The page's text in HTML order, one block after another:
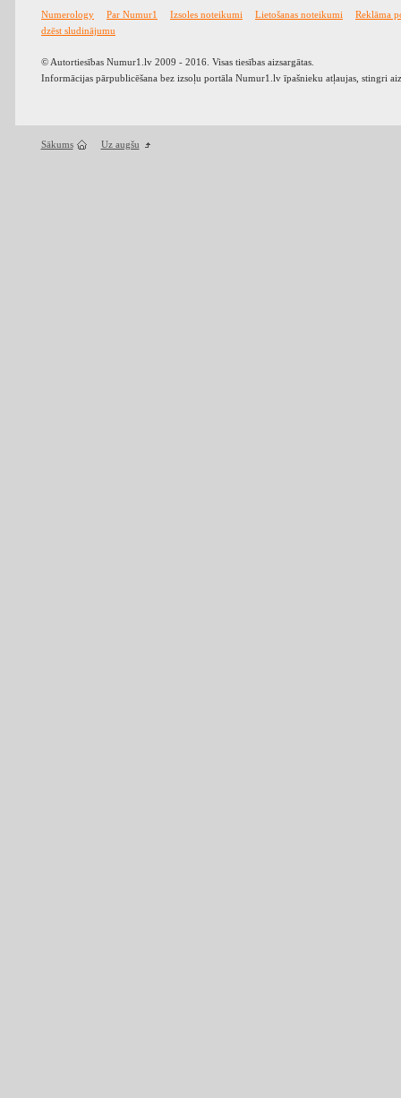
Numerology Par Numur1 Izsoles noteikumi Lietošanas noteikumi
Reklāma
dzēst sludinājumu
© Autortiesības Numur1.lv 2009 - 2016. Visas tiesības aizsargātas.
Informācijas pārpublicēšana bez izsoļu portāla Numur1.lv īpašnieku atļaujas, stingri
Sākums Uz augšu